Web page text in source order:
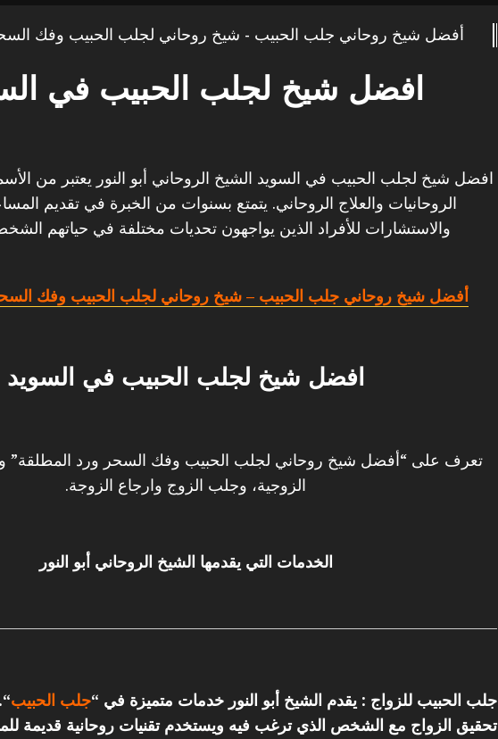
أفضل شيخ روحاني جلب الحبيب - شيخ روحاني لجلب الحبيب وفك
افضل شيخ لجلب الحبيب في
افضل شيخ لجلب الحبيب في السويد الشيخ الروحاني أبو النور يعتبر من
الروحانيات والعلاج الروحاني. يتمتع بسنوات من الخبرة في تقديم
والاستشارات للأفراد الذين يواجهون تحديات مختلفة في حياتهم
أفضل شيخ روحاني جلب الحبيب – شيخ روحاني لجلب الحبيب وفك
افضل شيخ لجلب الحبيب في السويد
تعرف على “أفضل شيخ روحاني لجلب الحبيب وفك السحر ورد المطلقة”
الزوجية، وجلب الزوج وارجاع الزوجة.
الخدمات التي يقدمها الشيخ الروحاني أبو النور
جلب الحبيب للزواج : يقدم الشيخ أبو النور خدمات متميزة في “جلب الحبيب“.
تحقيق الزواج مع الشخص الذي ترغب فيه ويستخدم تقنيات روحانية قديمة